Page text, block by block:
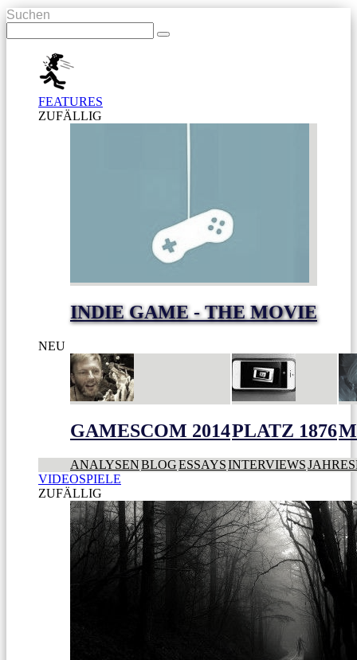
Suchen
FEATURES
ZUFÄLLIG
INDIE GAME - THE MOVIE
NEU
GAMESCOM 2014PLATZ 1876
ANALYSENBLOGESSAYSINTERVIEWS
VIDEOSPIELE
ZUFÄLLIG